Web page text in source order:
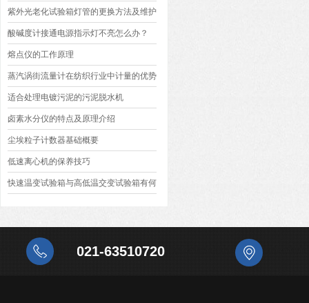
紫外光老化试验箱灯管的更换方法及维护
保养
酸碱度计接通电源指示灯不亮怎么办？
熔点仪的工作原理
蒸汽涡街流量计在纺织行业中计量的优势
有哪些
适合处理电镀污泥的污泥脱水机
卤素水分仪的特点及原理介绍
尘埃粒子计数器基础概要
低速离心机的保养技巧
快速温变试验箱与高低温交变试验箱有何
021-63510720